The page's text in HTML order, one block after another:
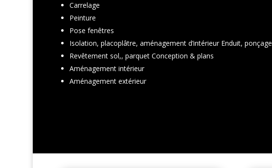
Carrelage
Peinture
Pose fenêtres
Isolation, placoplâtre, aménagement d’intérieur Enduit, ponçage
Revêtement sol,, parquet Conception & plans
Aménagement intérieur
Aménagement extérieur